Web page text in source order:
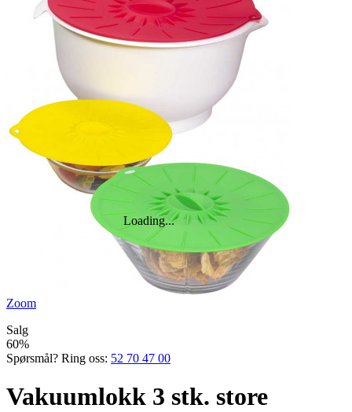
Zoom
Salg
60%
Spørsmål? Ring oss: 52 70 47 00
Vakuumlokk 3 stk. store